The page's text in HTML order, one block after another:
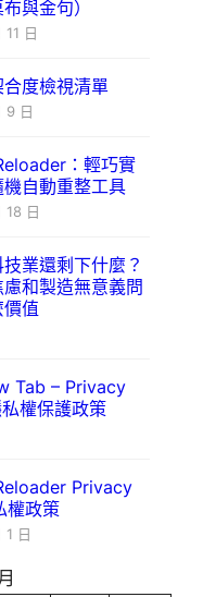
與金句）
日
度檢視清單
9 日
：輕巧實
自動重整工具
18 日
業還剩下什麼？
和製造無意義問
值
Tab – Privacy
權保護政策
Privacy
權政策
日